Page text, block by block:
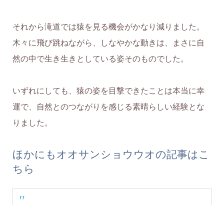
それから滝道では猿を見る機会がかなり減りました。
木々に飛び跳ねながら、しなやかな動きは、まさに自
然の中で生き生きとしている姿そのものでした。
いずれにしても、猿の姿を目撃できたことは本当に幸
運で、自然とのつながりを感じる素晴らしい経験とな
りました。
ほかにもオオサンショウウオの記事はこ
ちら